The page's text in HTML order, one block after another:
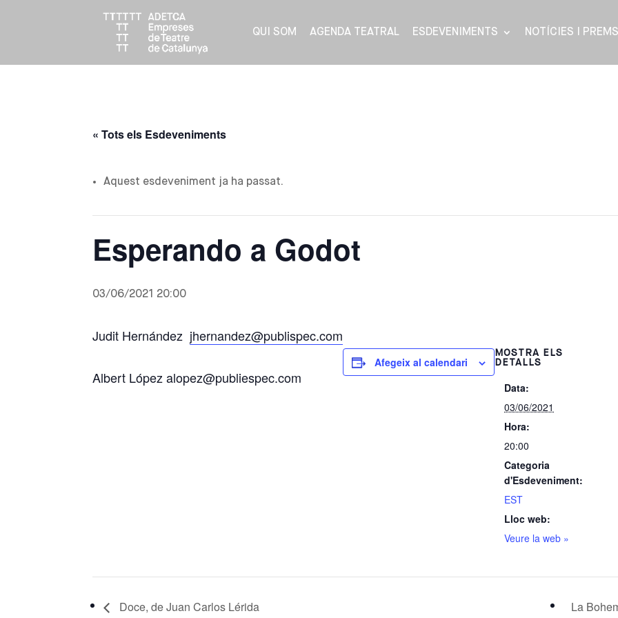
QUI SOM AGENDA TEATRAL ESDEVENIMENTS NOTÍCIES I
« Tots els Esdeveniments
Aquest esdeveniment ja ha passat.
Esperando a Godot
03/06/2021 20:00
Judit Hernández jhernandez@publispec.com
Albert López alopez@publiespec.com
Afegeix al calendari
MOSTRA ELS
DETALLS
Data:
03/06/2021
Hora:
20:00
Categoria
d'Esdeveniment:
EST
Lloc web:
Veure la web »
Doce, de Juan Carlos Lérida La